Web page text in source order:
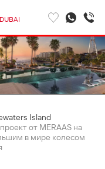
DUBAI
Island
от MERAAS на
в мире колесом